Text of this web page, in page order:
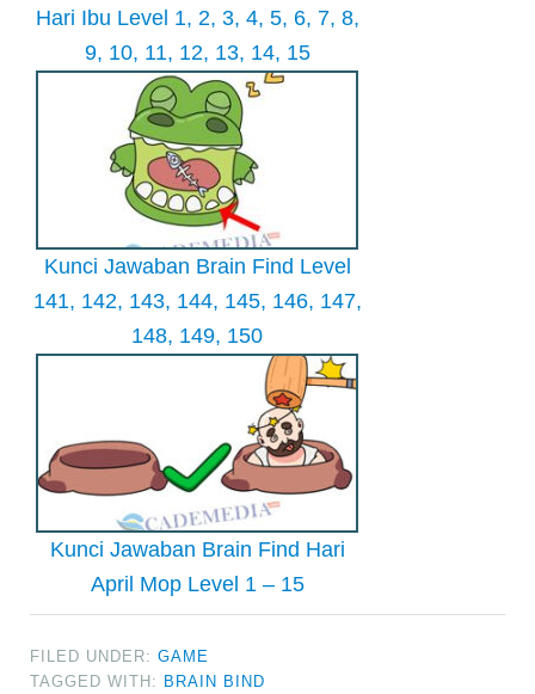
Hari Ibu Level 1, 2, 3, 4, 5, 6, 7, 8,
9, 10, 11, 12, 13, 14, 15
Kunci Jawaban Brain Find Level
141, 142, 143, 144, 145, 146, 147,
148, 149, 150
Kunci Jawaban Brain Find Hari
April Mop Level 1 – 15
FILED UNDER:GAME
TAGGED WITH: BRAIN BIND